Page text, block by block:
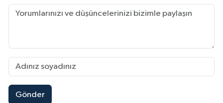
Gönder